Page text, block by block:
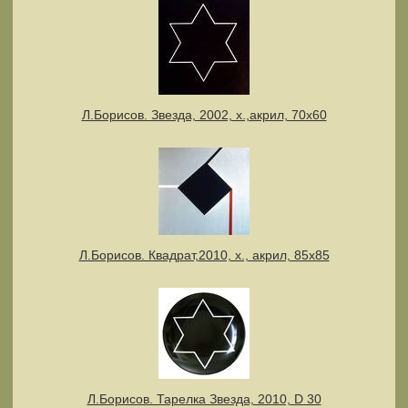
Л.Борисов. Звезда, 2002, х.,акрил, 70х60
Л.Борисов. Квадрат,2010, х., акрил, 85х85
Л.Борисов. Тарелка Звезда, 2010, D 30